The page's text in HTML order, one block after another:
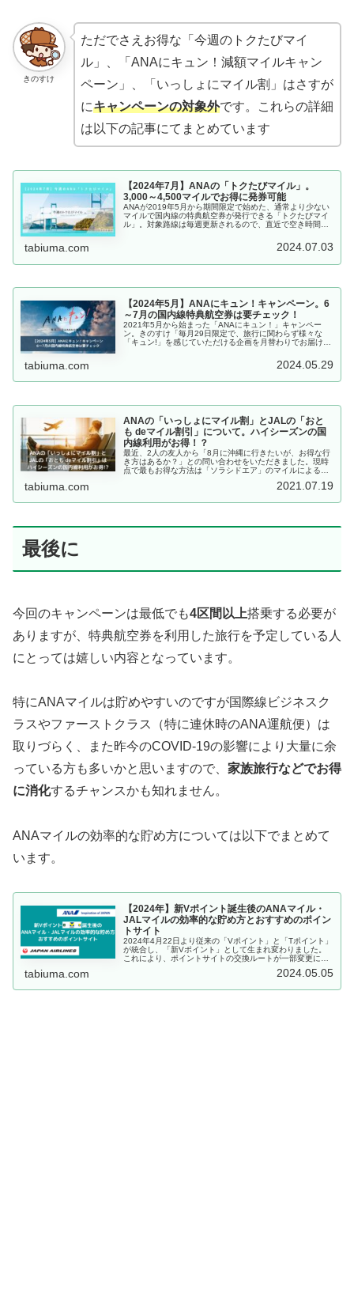
きのすけ
ただでさえお得な「今週のトクたびマイ
ル」、「ANAにキュン！減額マイルキャン
ペーン」、「いっしょにマイル割」はさすが
にキャンペーンの対象外です。これらの詳細
は以下の記事にてまとめています
【2024年7月】ANAの「トクたびマイル」。
3,000～4,500マイルでお得に発券可能
ANAが2019年5月から期間限定で始めた、通常より少ない
マイルで国内線の特典航空券が発行できる「トクたびマイ
ル」。対象路線は毎週更新されるので、直近で空き時間が
tabiuma.com 2024.07.03
【2024年5月】ANAにキュン！キャンペーン。6
～7月の国内線特典航空券は要チェック！
2021年5月から始まった「ANAにキュン！」キャンペー
ン。きのすけ「毎月29日限定で、旅行に関わらず様々な
「キュン!」を感じていただける企画を月替わりでお届け」
tabiuma.com 2024.05.29
ANAの「いっしょにマイル割」とJALの「おと
も deマイル割引」について。ハイシーズンの国
内線利用がお得！？
最近、2人の友人から「8月に沖縄に行きたいが、お得な行
き方はあるか？」との問い合わせをいただきました。現時
点で最もお得な方法は「ソラシドエア」のマイルによる特
tabiuma.com 2021.07.19
最後に
今回のキャンペーンは最低でも4区間以上搭乗する必要が
ありますが、特典航空券を利用した旅行を予定している人
にとっては嬉しい内容となっています。
特にANAマイルは貯めやすいのですが国際線ビジネスク
ラスやファーストクラス（特に連休時のANA運航便）は
取りづらく、また昨今のCOVID-19の影響により大量に余
っている方も多いかと思いますので、 家族旅行などでお得
に消化するチャンスかも知れません。
ANAマイルの効率的な貯め方については以下でまとめて
います。
【2024年】新Vポイント誕生後のANAマイル・
JALマイルの効率的な貯め方とおすすめのポイン
トサイト
2024年4月22日より従来の「Vポイント」と「Tポイント」
が統合し、「新Vポイント」として生まれ変わりました。
これにより、ポイントサイトの交換ルートが一部変更にな
tabiuma.com 2024.05.05